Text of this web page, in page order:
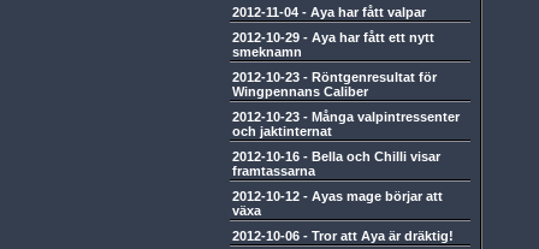
2012-11-04 - Aya har fått valpar
2012-10-29 - Aya har fått ett nytt
smeknamn
2012-10-23 - Röntgenresultat för
Wingpennans Caliber
2012-10-23 - Många valpintressenter
och jaktinternat
2012-10-16 - Bella och Chilli visar
framtassarna
2012-10-12 - Ayas mage börjar att
växa
2012-10-06 - Tror att Aya är dräktig!